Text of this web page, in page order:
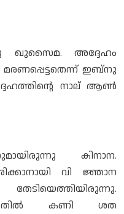
ഖുസൈമ. അദ്ദേഹം
മരണപ്പെട്ടതെന്ന് ഇബ്നു
നാല് ആണ്‍
കിനാന.
വി ജ്ഞാന
കണി ശത